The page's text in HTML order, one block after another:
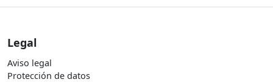
Legal
Aviso legal
Protección de datos